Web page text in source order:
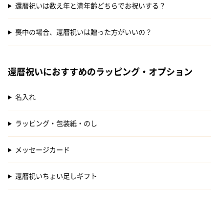
還暦祝いは数え年と満年齢どちらでお祝いする？
喪中の場合、還暦祝いは贈った方がいいの？
還暦祝いにおすすめのラッピング・オプション
名入れ
ラッピング・包装紙・のし
メッセージカード
還暦祝いちょい足しギフト